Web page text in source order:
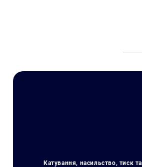
Катування, насильство, тиск та